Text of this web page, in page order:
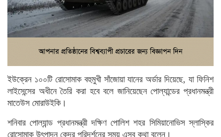
ইউক্রেন ১০০টি রোসোমাক বহুমুখী সাঁজোয়া যানের অর্ডার দিয়েছে, যা ফিনিশ
লাইসেন্সের অধীনে তৈরি করা হবে বলে জানিয়েছেন পোল্যান্ডের প্রধানমন্ত্রী
মাতেউস মোরাউইকি।
শনিবার পোল্যান্ড প্রধানমন্ত্রী দক্ষিণ পোলিশ শহর সিমিয়ানোভিস স্লাস্কির
রোসোমাক উৎপাদন কেন্দ্র পরিদর্শনের সময় এসব কথা বলেন।